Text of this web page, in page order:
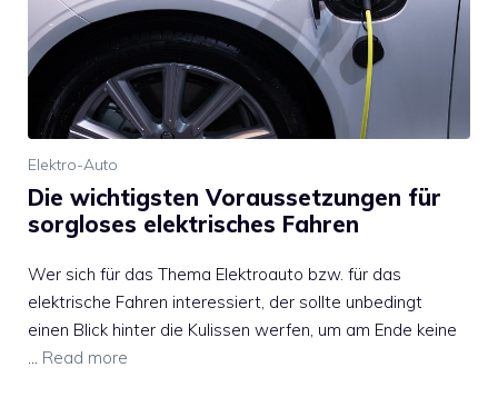
Elektro-Auto
Die wichtigsten Voraussetzungen für
sorgloses elektrisches Fahren
Wer sich für das Thema Elektroauto bzw. für das
elektrische Fahren interessiert, der sollte unbedingt
einen Blick hinter die Kulissen werfen, um am Ende keine
… Read more